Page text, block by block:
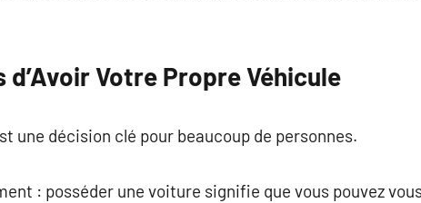
d’Avoir Votre Propre Véhicule
une décision clé pour beaucoup de personnes.
: posséder une voiture signifie que vous pouvez